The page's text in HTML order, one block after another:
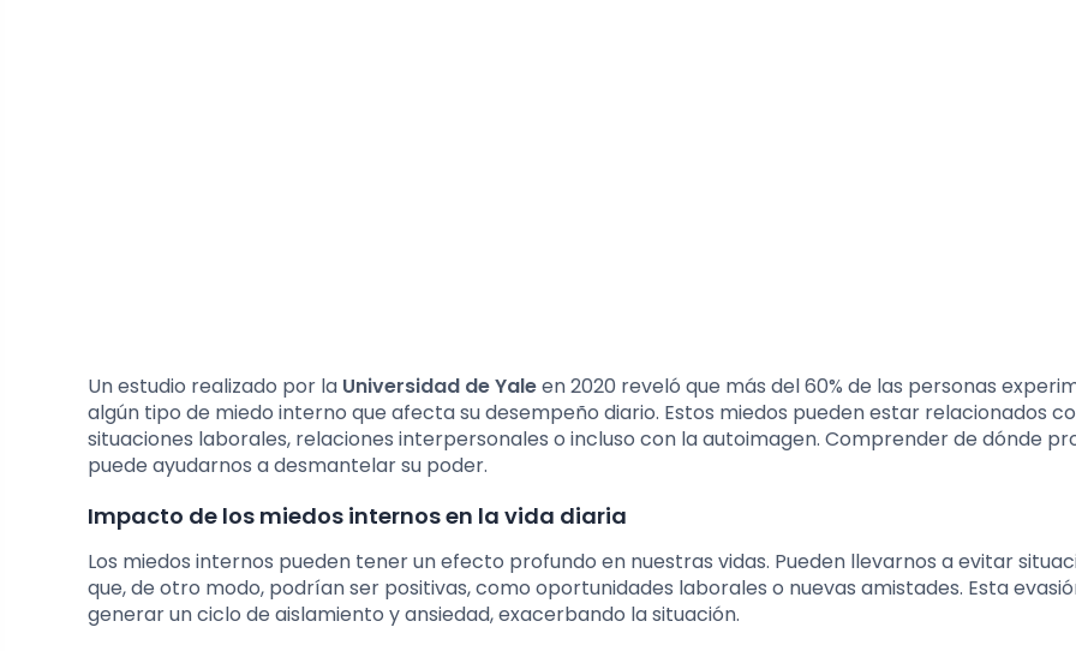
Un estudio realizado por la Universidad de Yaleen 2020 reveló que más del 60% de las personas
algún tipo de miedo interno que afecta su desempeño diario. Estos miedos pueden estar relacionados
situaciones laborales, relaciones interpersonales o incluso con la autoimagen. Comprender de dónde
puede ayudarnos a desmantelar su poder.
Impacto de los miedos internos en la vida diaria
Los miedos internos pueden tener un efecto profundo en nuestras vidas. Pueden llevarnos a evitar
que, de otro modo, podrían ser positivas, como oportunidades laborales o nuevas amistades. Esta
generar un ciclo de aislamiento y ansiedad, exacerbando la situación.